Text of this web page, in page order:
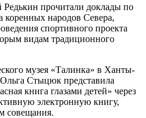
прочитали доклады по
народов Севера,
спортивного проекта
видам традиционного
музея «Талинка» в Ханты-
Стыцюк представила
книга глазами детей» через
электронную книгу,
совещания.